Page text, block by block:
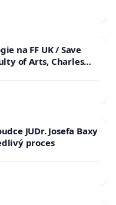
na FF UK / Save
of Arts, Charles
JUDr. Josefa Baxy
proces